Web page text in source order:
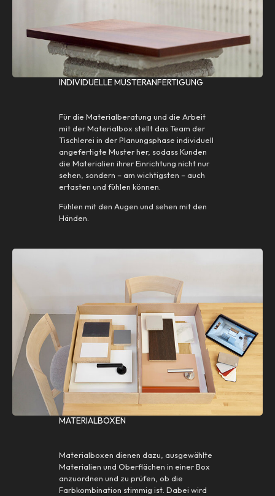
INDIVIDUELLE MUSTERANFERTIGUNG
Für die Materialberatung und die Arbeit
mit der Materialbox stellt das Team der
Tischlerei in der Planungsphase individuell
angefertigte Muster her, sodass Kunden
die Materialien ihrer Einrichtung nicht nur
sehen, sondern – am wichtigsten – auch
ertasten und fühlen können.
Fühlen mit den Augen und sehen mit den
Händen.
MATERIALBOXEN
Materialboxen dienen dazu, ausgewählte
Materialien und Oberflächen in einer Box
anzuordnen und zu prüfen, ob die
Farbkombination stimmig ist. Dabei wird